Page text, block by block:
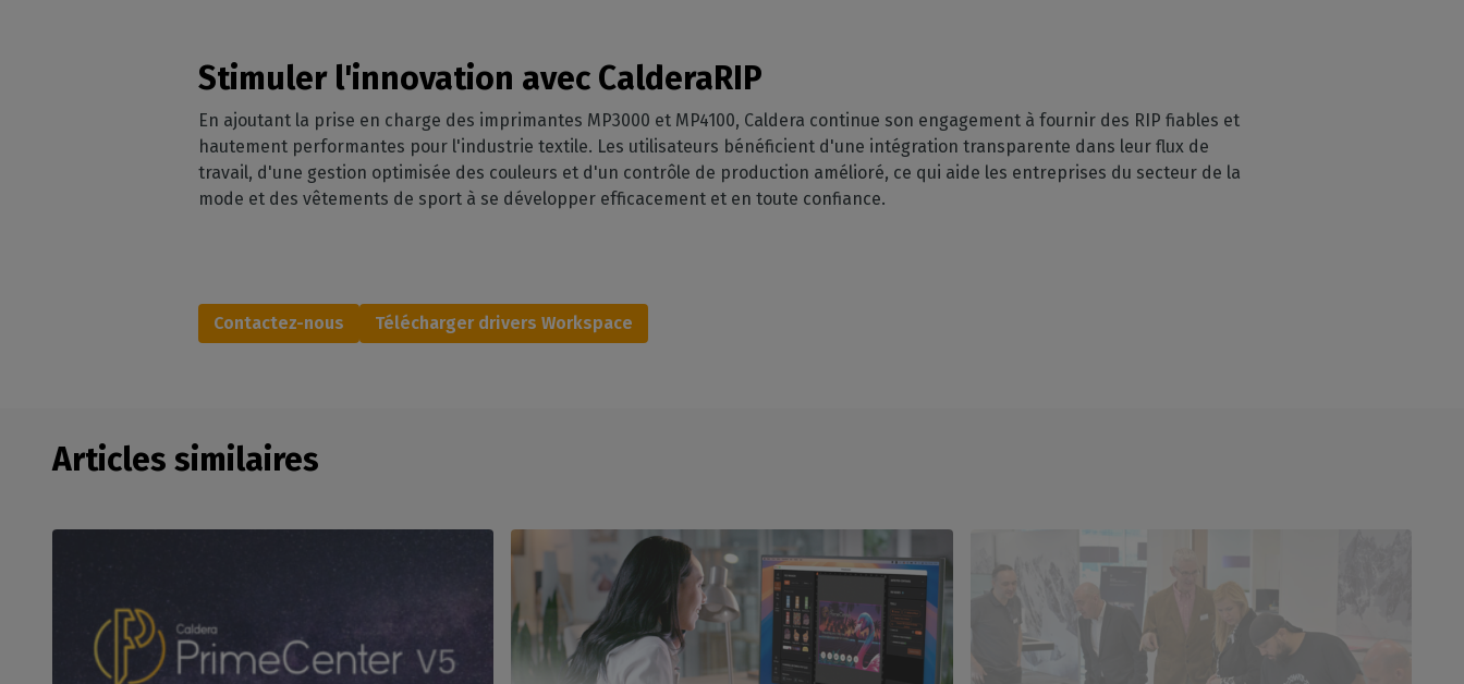
Stimuler l'innovation avec CalderaRIP
En ajoutant la prise en charge des imprimantes MP3000 et MP4100, Caldera continue son engagement à fournir des RIP fiables et
hautement performantes pour l'industrie textile. Les utilisateurs bénéficient d'une intégration transparente dans leur flux de
travail, d'une gestion optimisée des couleurs et d'un contrôle de production amélioré, ce qui aide les entreprises du secteur de la
mode et des vêtements de sport à se développer efficacement et en toute confiance.
Contactez-nous Télécharger drivers Workspace
Articles similaires